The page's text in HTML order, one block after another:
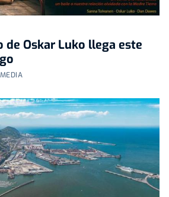
Oskar Luko llega este